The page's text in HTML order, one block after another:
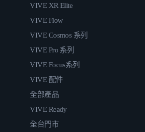
VIVE XR Elite
VIVE Flow
VIVE Cosmos 系列
VIVE Pro 系列
VIVE Focus系列
VIVE 配件
全部產品
VIVE Ready
全台門市